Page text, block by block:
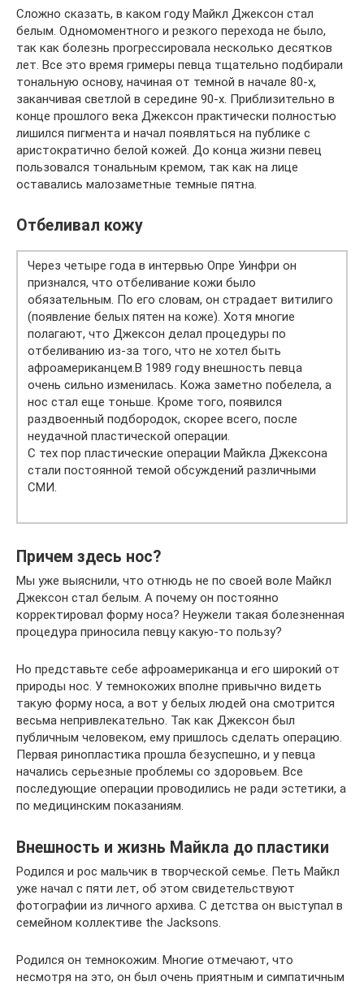
Сложно сказать, в каком году Майкл Джексон стал
белым. Одномоментного и резкого перехода не было,
так как болезнь прогрессировала несколько десятков
лет. Все это время гримеры певца тщательно подбирали
тональную основу, начиная от темной в начале 80-х,
заканчивая светлой в середине 90-х. Приблизительно в
конце прошлого века Джексон практически полностью
лишился пигмента и начал появляться на публике с
аристократично белой кожей. До конца жизни певец
пользовался тональным кремом, так как на лице
оставались малозаметные темные пятна.
Отбеливал кожу
Через четыре года в интервью Опре Уинфри он
признался, что отбеливание кожи было
обязательным. По его словам, он страдает витилиго
(появление белых пятен на коже). Хотя многие
полагают, что Джексон делал процедуры по
отбеливанию из-за того, что не хотел быть
афроамериканцем.В 1989 году внешность певца
очень сильно изменилась. Кожа заметно побелела, а
нос стал еще тоньше. Кроме того, появился
раздвоенный подбородок, скорее всего, после
неудачной пластической операции.
С тех пор пластические операции Майкла Джексона
стали постоянной темой обсуждений различными
СМИ.
Причем здесь нос?
Мы уже выяснили, что отнюдь не по своей воле Майкл
Джексон стал белым. А почему он постоянно
корректировал форму носа? Неужели такая болезненная
процедура приносила певцу какую-то пользу?
Но представьте себе афроамериканца и его широкий от
природы нос. У темнокожих вполне привычно видеть
такую форму носа, а вот у белых людей она смотрится
весьма непривлекательно. Так как Джексон был
публичным человеком, ему пришлось сделать операцию.
Первая ринопластика прошла безуспешно, и у певца
начались серьезные проблемы со здоровьем. Все
последующие операции проводились не ради эстетики, а
по медицинским показаниям.
Внешность и жизнь Майкла до пластики
Родился и рос мальчик в творческой семье. Петь Майкл
уже начал с пяти лет, об этом свидетельствуют
фотографии из личного архива. С детства он выступал в
семейном коллективе the Jacksons.
Родился он темнокожим. Многие отмечают, что
несмотря на это, он был очень приятным и симпатичным